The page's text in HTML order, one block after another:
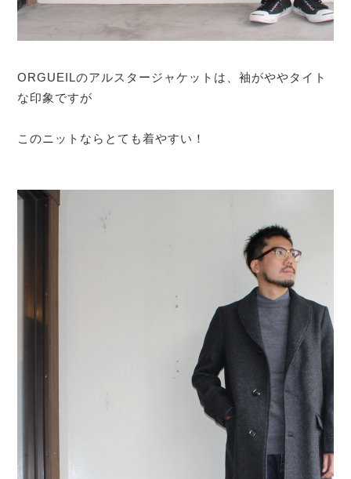
ORGUEILのアルスタージャケットは、袖がややタイト
な印象ですが
このニットならとても着やすい！